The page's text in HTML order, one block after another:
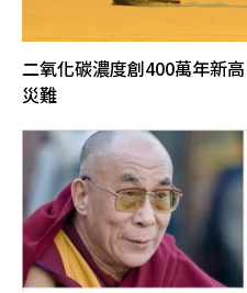
二氧化碳濃度創400萬年新
災難